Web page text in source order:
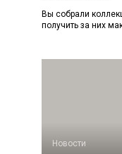
Вы собрали
получить за них
Новости